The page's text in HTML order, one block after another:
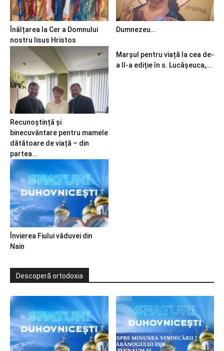
Înălțarea la Cer a Domnului
nostru Iisus Hristos
Dumnezeu…
Recunoștință și
binecuvântare pentru mamele
dătătoare de viață – din
partea...
Marșul pentru viață la cea de-
a II-a ediție în s. Lucășeuca,...
Învierea Fiului văduvei din
Nain
Descoperă ortodoxia